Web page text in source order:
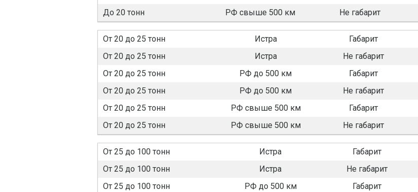
До 20 тонн
РФ свыше 500 км Не габарит
От 20 до 25 тонн Истра Габарит
От 20 до 25 тонн
Истра Не габарит
От 20 до 25 тонн
РФ до 500 км Габарит
От 20 до 25 тонн
РФ до 500 км Не габарит
От 20 до 25 тонн
РФ свыше 500 км Габарит
От 20 до 25 тонн
РФ свыше 500 км Не габарит
От 25 до 100 тонн Истра Габарит
От 25 до 100 тонн
Истра Не габарит
От 25 до 100 тонн
РФ до 500 км Габарит